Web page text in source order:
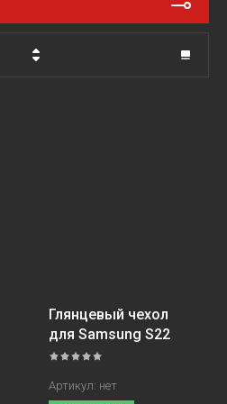
Глянцевый чехол
для Samsung S22
Артикул: нет